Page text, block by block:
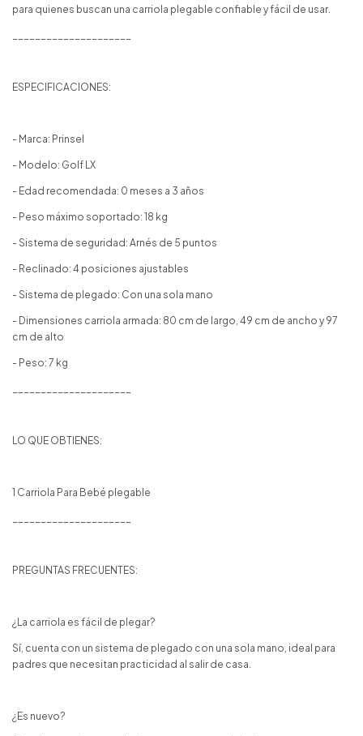
para quienes buscan una carriola plegable confiable y fácil de usar.
ESPECIFICACIONES:
- Marca: Prinsel
- Modelo: Golf LX
- Edad recomendada: 0 meses a 3 años
- Peso máximo soportado: 18 kg
- Sistema de seguridad: Arnés de 5 puntos
- Reclinado: 4 posiciones ajustables
- Sistema de plegado: Con una sola mano
- Dimensiones carriola armada: 80 cm de largo, 49 cm de ancho y 97
cm de alto
- Peso: 7 kg
LO QUE OBTIENES:
1 Carriola Para Bebé plegable
PREGUNTAS FRECUENTES:
¿La carriola es fácil de plegar?
Sí, cuenta con un sistema de plegado con una sola mano, ideal para
padres que necesitan practicidad al salir de casa.
¿Es nuevo?